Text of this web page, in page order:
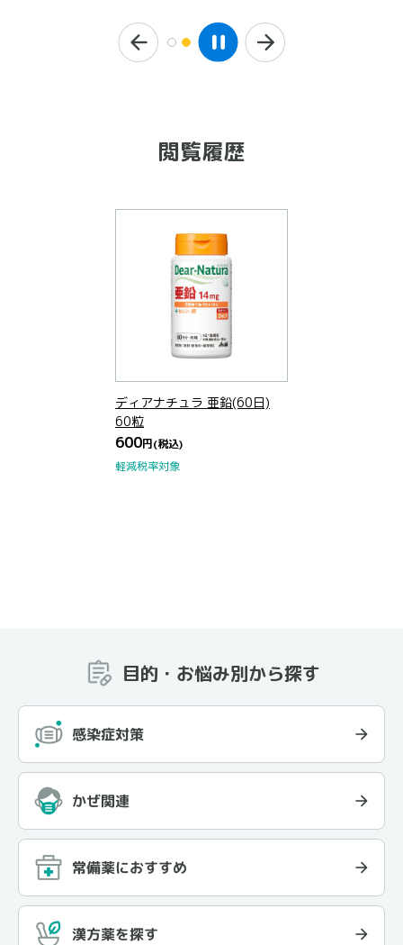
閲覧履歴
ディアナチュラ 亜鉛(60日)
60粒
600円(税込)
軽減税率対象
目的・お悩み別から探す
感染症対策
かぜ関連
常備薬におすすめ
漢方薬を探す